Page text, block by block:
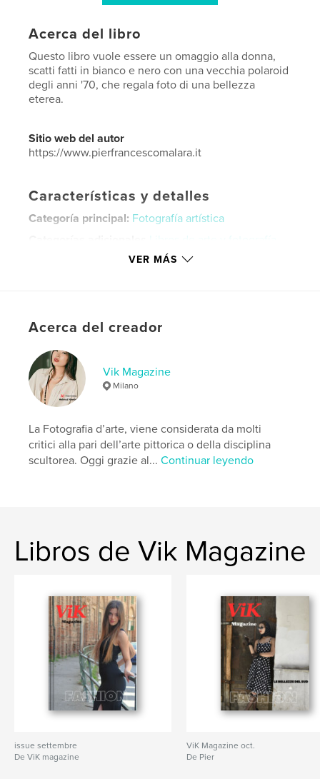
Acerca del libro
Questo libro vuole essere un omaggio alla donna,
scatti fatti in bianco e nero con una vecchia polaroid
degli anni '70, che regala foto di una bellezza
eterea.
Sitio web del autor
https://www.pierfrancescomalara.it
Características y detalles
Categoría principal: Fotografía artística
Libros de arte y fotografía
Cuadrado pequeño, 18×18 cm
Fecha de publicación:jun. 11, 2023
IdiomaItalian
Palabras clave
Fotografia;polaroid;
VER MÁS
Acerca del creador
Vik Magazine
Milano
La Fotografia d’arte, viene considerata da molti
critici alla pari dell’arte pittorica o della disciplina
scultorea. Oggi grazie al...Continuar leyendo
Libros de Vik Magazine
issue settembre
De ViK magazine
ViK Magazine oct.
De Pier